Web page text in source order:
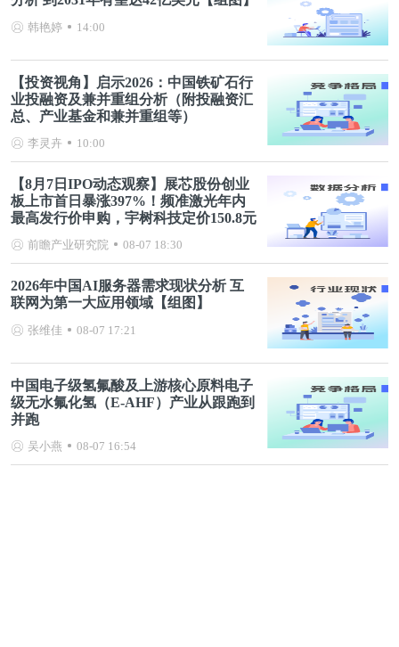
韩艳婷 14:00
【投资视角】启示2026：中国铁矿石行
业投融资及兼并重组分析（附投融资汇
总、产业基金和兼并重组等）
李灵卉 10:00
【8月7日IPO动态观察】展芯股份创业
板上市首日暴涨397%！频准激光年内
最高发行价申购，宇树科技定价150.8元
前瞻产业研究院 08-07 18:30
2026年中国AI服务器需求现状分析 互
联网为第一大应用领域【组图】
张维佳 08-07 17:21
中国电子级氢氟酸及上游核心原料电子
级无水氟化氢（E-AHF）产业从跟跑到
并跑
吴小燕 08-07 16:54